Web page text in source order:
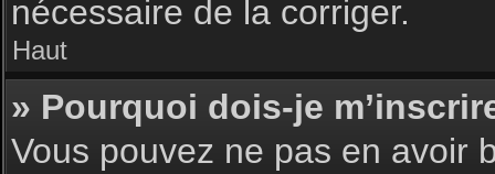
nécessaire de la corriger.
Haut
» Pourquoi dois-je
Vous pouvez ne pas en avoir